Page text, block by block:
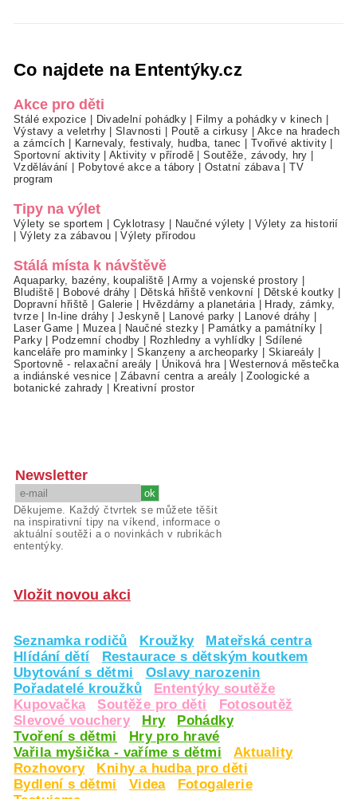
Co najdete na Ententýky.cz
Akce pro děti
Stálé expozice Divadelní pohádky Filmy a pohádky v kinech
Výstavy a veletrhy|Slavnosti Poutě a cirkusy
Akce na hradech
a zámcích
Karnevaly, festivaly, hudba, tanec Tvořivé aktivity
Sportovní aktivity|Aktivity v přírodě |Soutěže, závody, hry
Vzdělávání
Pobytové akce a tábory Ostatní zábava|TV
program
Tipy na výlet
Výlety se sportem Cyklotrasy Naučné výlety
Výlety za historií
Výlety za zábavou |Výlety přírodou
Stálá místa k návštěvě
Aquaparky, bazény, koupaliště |Army a vojenské prostory
Bludiště
Bobové dráhy Dětská hřiště venkovní Dětské koutky
Dopravní hřiště
Galerie Hvězdárny a planetária|
Hrady, zámky,
tvrze| In-line dráhy |Jeskyně| Lanové parky Lanové dráhy
Laser Game
Muzea| Naučné stezky Památky a památníky
Parky| Podzemní chodby Rozhledny a vyhlídky
Sdílené
kanceláře pro maminky |Skanzeny a archeoparky Skiareály
Sportovně - relaxační areály
Úniková hra|Westernová městečka
a indiánské vesnice |Zábavní centra a areály |Zoologické a
botanické zahrady
Kreativní prostor
Newsletter
Děkujeme. Každý čtvrtek se můžete těšit
na inspirativní tipy na víkend, informace o
aktuální soutěži a o novinkách v rubrikách
ententýky.
Vložit novou akci
Seznamka rodičů Kroužky
Mateřská centra
Hlídání dětí
Restaurace s dětským koutkem
Ubytování s dětmi
Oslavy narozenin
Pořadatelé kroužků
Ententýky soutěže
Kupovačka
Soutěže pro děti
Fotosoutěž
Slevové vouchery
Hry
Pohádky
Tvoření s dětmi
Hry pro hravé
Vařila myšička - vaříme s dětmi
Aktuality
Rozhovory
Knihy a hudba pro děti
Bydlení s dětmi
Videa
Fotogalerie